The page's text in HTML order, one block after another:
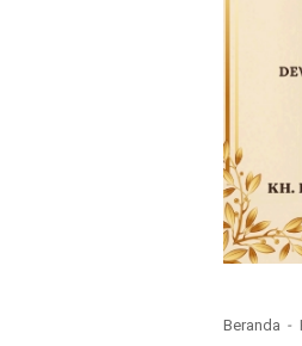
Beranda